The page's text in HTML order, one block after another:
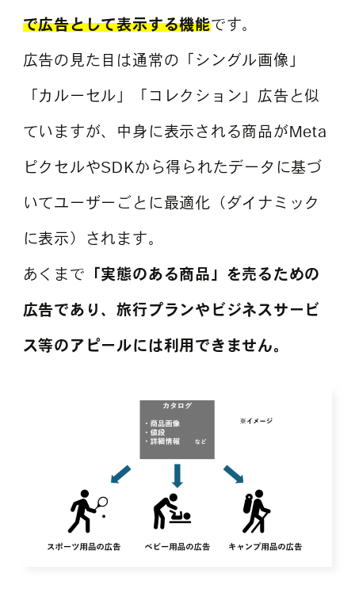
で広告として表示する機能です。
広告の見た目は通常の「シングル画像」
「カルーセル」「コレクション」広告と似
ていますが、中身に表示される商品がMeta
ピクセルやSDKから得られたデータに基づ
いてユーザーごとに最適化（ダイナミック
に表示）されます。
あくまで 「実態のある商品」を売るための
広告であり、旅行プランやビジネスサービ
ス等のアピールには利用できません。